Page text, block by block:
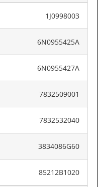
1J0998003
6N0955425A
6N0955427A
7832509001
7832532040
3834086G60
85212B1020